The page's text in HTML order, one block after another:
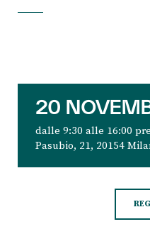
20
dalle 9:30 alle 16:00
Pasubio, 21, 20154